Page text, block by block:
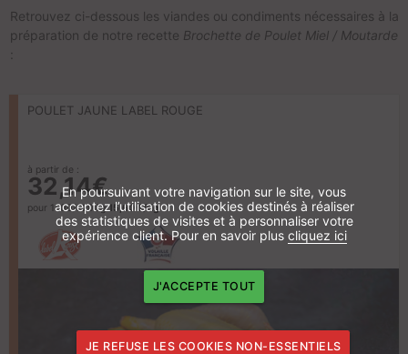
Retrouvez ci-dessous les viandes ou condiments nécessaires à la
préparation de notre recette Brochette de Poulet Miel / Moutarde
:
POULET JAUNE LABEL ROUGE
à partir de :
32,14€
pour 1800/2200g15,60 €/Kg
En poursuivant votre navigation sur le site, vous
acceptez l’utilisation de cookies destinés à réaliser
des statistiques de visites et à personnaliser votre
expérience client. Pour en savoir plus cliquez ici
J'ACCEPTE TOUT
JE REFUSE LES COOKIES NON-ESSENTIELS